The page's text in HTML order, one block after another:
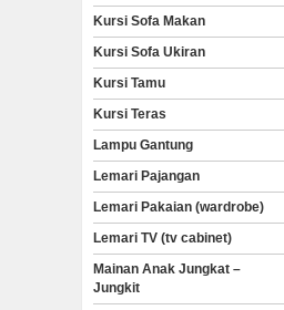
Kursi Sofa Makan
Kursi Sofa Ukiran
Kursi Tamu
Kursi Teras
Lampu Gantung
Lemari Pajangan
Lemari Pakaian (wardrobe)
Lemari TV (tv cabinet)
Mainan Anak Jungkat –
Jungkit